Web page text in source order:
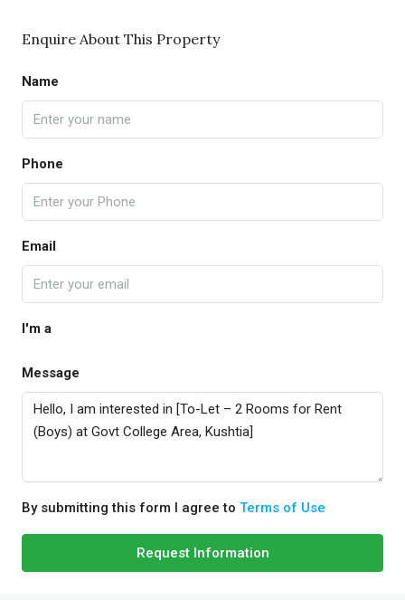
Enquire About This Property
Name
Phone
Email
I'm a
Message
By submitting this form I agree to Terms of Use
Request Information